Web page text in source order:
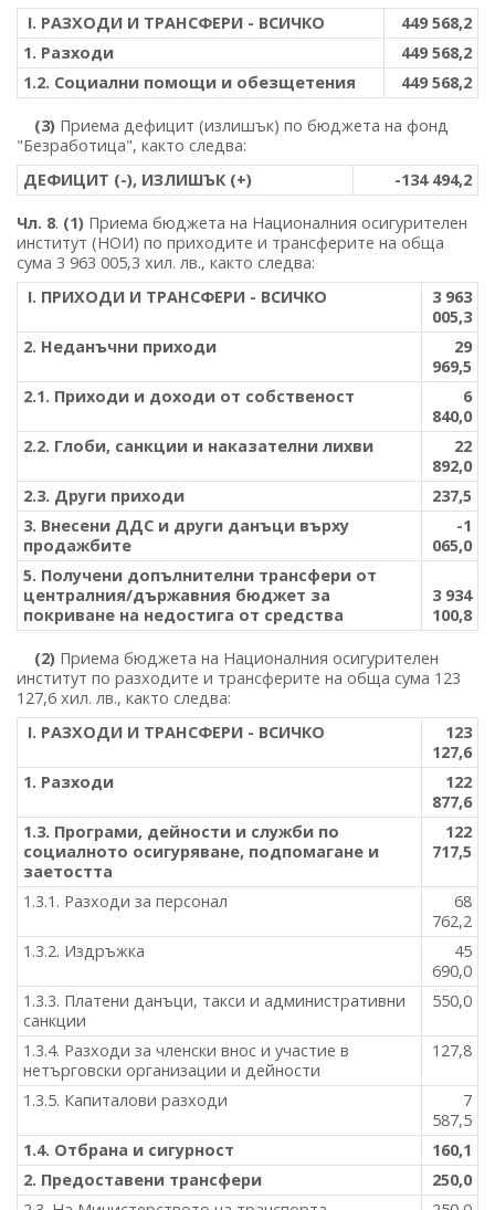
І. РАЗХОДИ И ТРАНСФЕРИ - ВСИЧКО
449 568,2
1. Разходи
449 568,2
1.2. Социални помощи и обезщетения
449 568,2
(3) Приема дефицит (излишък) по бюджета на фонд
"Безработица", както следва:
ДЕФИЦИТ (-), ИЗЛИШЪК (+)
-134 494,2
Чл. 8. (1) Приема бюджета на Националния осигурителен
институт (НОИ) по приходите и трансферите на обща
сума 3 963 005,3 хил. лв., както следва:
І. ПРИХОДИ И ТРАНСФЕРИ - ВСИЧКО
3 963
005,3
2. Неданъчни приходи
29
969,5
2.1. Приходи и доходи от собственост
6
840,0
2.2. Глоби, санкции и наказателни лихви
22
892,0
2.3. Други приходи
237,5
3. Внесени ДДС и други данъци върху
продажбите
-1
065,0
5. Получени допълнителни трансфери от
централния/държавния бюджет за
покриване на недостига от средства
3 934
100,8
(2) Приема бюджета на Националния осигурителен
институт по разходите и трансферите на обща сума 123
127,6 хил. лв., както следва:
І. РАЗХОДИ И ТРАНСФЕРИ - ВСИЧКО
123
127,6
1. Разходи
122
877,6
1.3. Програми, дейности и служби по
социалното осигуряване, подпомагане и
заетостта
122
717,5
1.3.1. Разходи за персонал
68
762,2
1.3.2. Издръжка
45
690,0
1.3.3. Платени данъци, такси и административни
санкции
550,0
1.3.4. Разходи за членски внос и участие в
нетърговски организации и дейности
127,8
1.3.5. Капиталови разходи
7
587,5
1.4. Отбрана и сигурност
160,1
2. Предоставени трансфери
250,0